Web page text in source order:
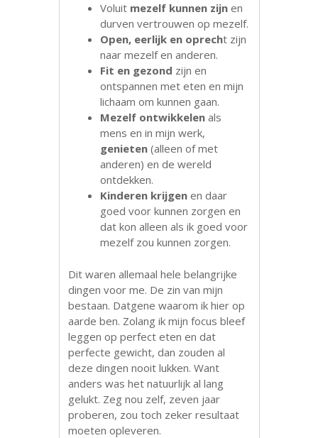
Voluit mezelf kunnen zijn en
durven vertrouwen op mezelf.
Open, eerlijk en oprecht zijn
naar mezelf en anderen.
Fit en gezond zijn en
ontspannen met eten en mijn
lichaam om kunnen gaan.
Mezelf ontwikkelen als
mens en in mijn werk,
genieten (alleen of met
anderen) en de wereld
ontdekken.
Kinderen krijgen en daar
goed voor kunnen zorgen en
dat kon alleen als ik goed voor
mezelf zou kunnen zorgen.
Dit waren allemaal hele belangrijke
dingen voor me. De zin van mijn
bestaan. Datgene waarom ik hier op
aarde ben. Zolang ik mijn focus bleef
leggen op perfect eten en dat
perfecte gewicht, dan zouden al
deze dingen nooit lukken. Want
anders was het natuurlijk al lang
gelukt. Zeg nou zelf, zeven jaar
proberen, zou toch zeker resultaat
moeten opleveren.